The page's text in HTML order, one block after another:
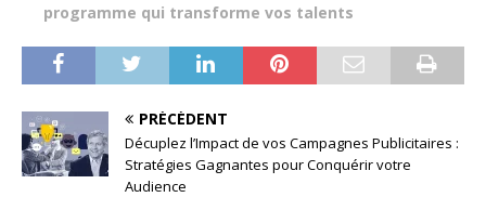
programme qui transforme vos talents
PRÉCÉDENT
Décuplez l’Impact de vos Campagnes Publicitaires :
Stratégies Gagnantes pour Conquérir votre
Audience